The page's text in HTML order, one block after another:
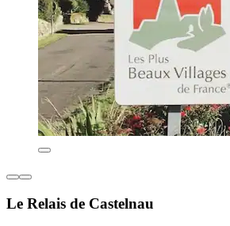
Le Relais de Castelnau